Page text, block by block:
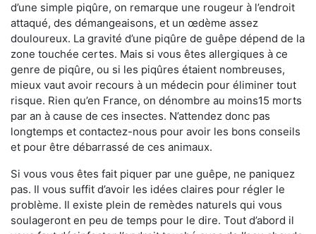
d’une simple piqûre, on remarque une rougeur à l’endroit
attaqué, des démangeaisons, et un œdème assez
douloureux. La gravité d’une piqûre de guêpe dépend de la
zone touchée certes. Mais si vous êtes allergiques à ce
genre de piqûre, ou si les piqûres étaient nombreuses,
mieux vaut avoir recours à un médecin pour éliminer tout
risque. Rien qu’en France, on dénombre au moins15 morts
par an à cause de ces insectes. N’attendez donc pas
longtemps et contactez-nous pour avoir les bons conseils
et pour être débarrassé de ces animaux.
Si vous vous êtes fait piquer par une guêpe, ne paniquez
pas. Il vous suffit d’avoir les idées claires pour régler le
problème. Il existe plein de remèdes naturels qui vous
soulageront en peu de temps pour le dire. Tout d’abord il